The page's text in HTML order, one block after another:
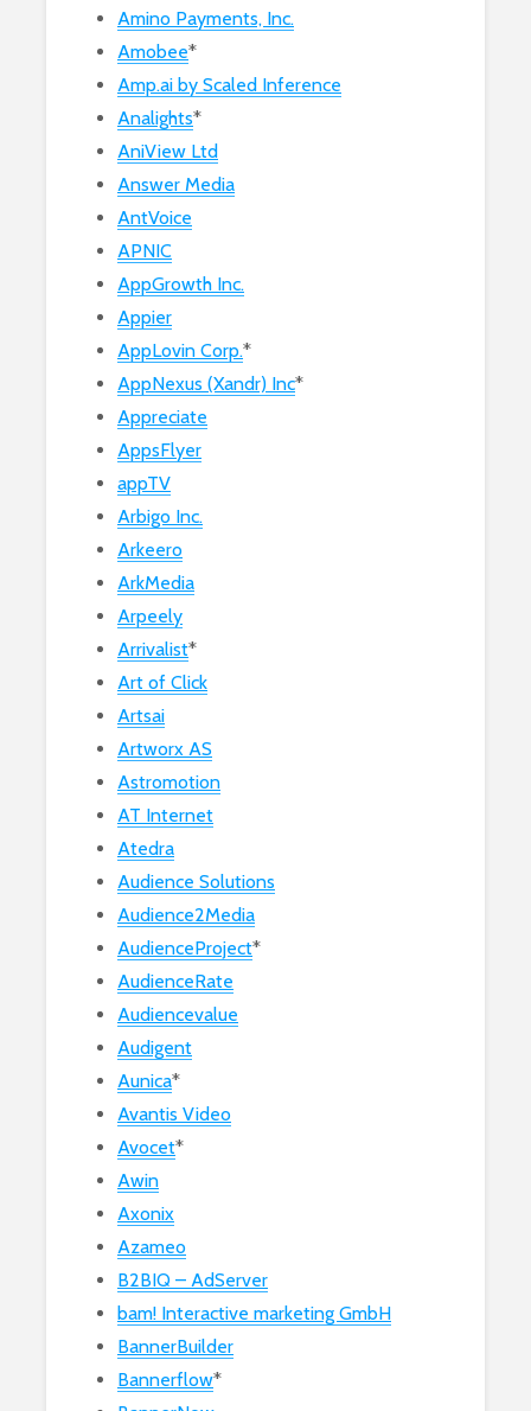
Amino Payments, Inc.
Amobee*
Amp.ai by Scaled Inference
Analights*
AniView Ltd
Answer Media
AntVoice
APNIC
AppGrowth Inc.
Appier
AppLovin Corp.*
AppNexus (Xandr) Inc*
Appreciate
AppsFlyer
appTV
Arbigo Inc.
Arkeero
ArkMedia
Arpeely
Arrivalist*
Art of Click
Artsai
Artworx AS
Astromotion
AT Internet
Atedra
Audience Solutions
Audience2Media
AudienceProject*
AudienceRate
Audiencevalue
Audigent
Aunica*
Avantis Video
Avocet*
Awin
Axonix
Azameo
B2BIQ – AdServer
bam! Interactive marketing GmbH
BannerBuilder
Bannerflow*